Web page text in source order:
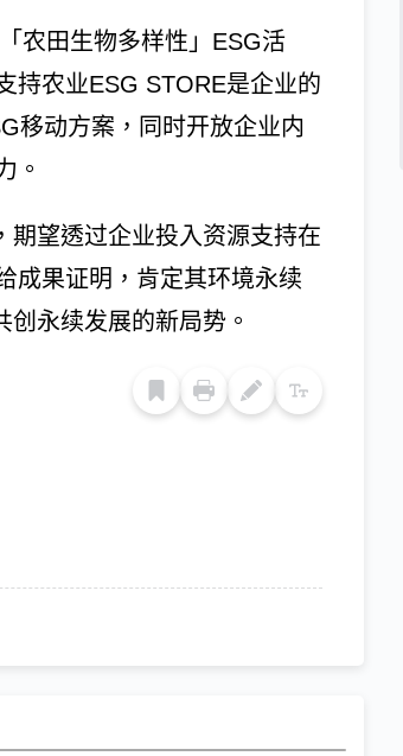
农田生物多样性」ESG活
持农业ESG STORE是企业的
移动方案，同时开放企业内
。
期望透过企业投入资源支持在
成果证明，肯定其环境永续
永续发展的新局势。